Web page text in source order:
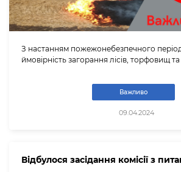
З настанням пожежонебезпечного
ймовірність загорання лісів, торфовищ та
Важливо
09.04.2024
Відбулося засідання комісії з